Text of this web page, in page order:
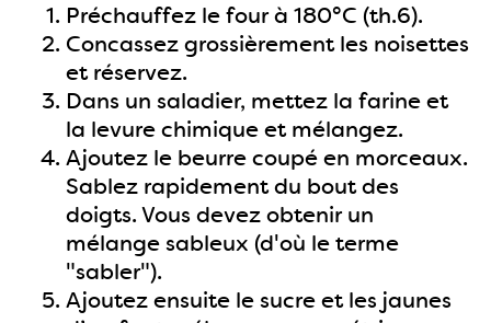
Préchauffez le four à 180°C (th.6).
Concassez grossièrement les noisettes
et réservez.
Dans un saladier, mettez la farine et
la levure chimique et mélangez.
Ajoutez le beurre coupé en morceaux.
Sablez rapidement du bout des
doigts. Vous devez obtenir un
mélange sableux (d'où le terme
"sabler").
Ajoutez ensuite le sucre et les jaunes